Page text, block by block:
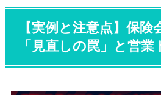
【実例と注意点】保険
「見直しの罠」と営